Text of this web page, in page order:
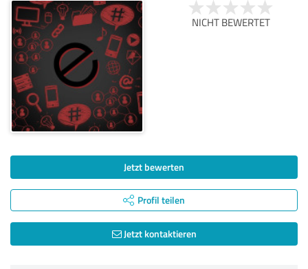
NICHT BEWERTET
Jetzt bewerten
Profil teilen
Jetzt kontaktieren